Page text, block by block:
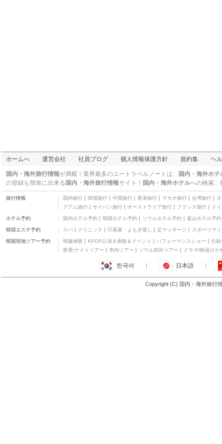
ホームへ 運営会社 社員ブログ 個人情報保護方針 規約集 ヘ
国内・海外旅行情報が満載！業界最多のユートラベルノートは、
国内・海外ホ
の登録も簡単に出来る 国内・海外旅行情報サイト！ 国内・海外ホテルへの検索、
旅行情報 国内旅行 韓国旅行 中国旅行 香港旅行 マカオ旅行 台湾旅行
グアム旅行
サイパン旅行 オーストラリア旅行 フランス旅行 ド
ホテル予約 国内ホテル予約 韓国ホテル予約 ソウルホテル予約 釜山ホテル予約
韓国エステ予約 スパ クリニック 汗蒸幕・よもぎ蒸し 足マッサージ スポーツマ
韓国現地ツアー予約 韓服体験 KPOP公演＆体験＆イベント パフォーマンスショー
伝統
夜景/ナイトツアー
市内ツアー ソウル郊外ツアー ドラマ/映画ロケ
한국어 日本語
Copyright (C) 国内・海外旅行